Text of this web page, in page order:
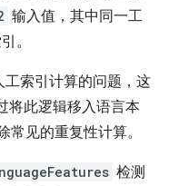
输入值，其中同一工
。
索引计算的问题，这
将此逻辑移入语言本
见的重复性计算。
检测